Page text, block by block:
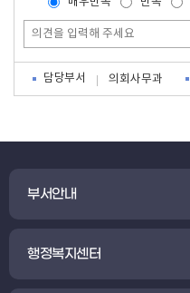
담당부서 의회사무과
부서안내
행정복지센터